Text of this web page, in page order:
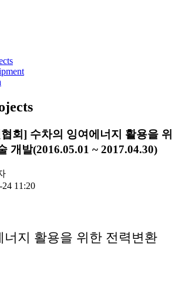
회] 수차의 잉여에너지 활용을 위
개발(2016.05.01 ~ 2017.04.30)
24 11:20
너지 활용을 위한 전력변환